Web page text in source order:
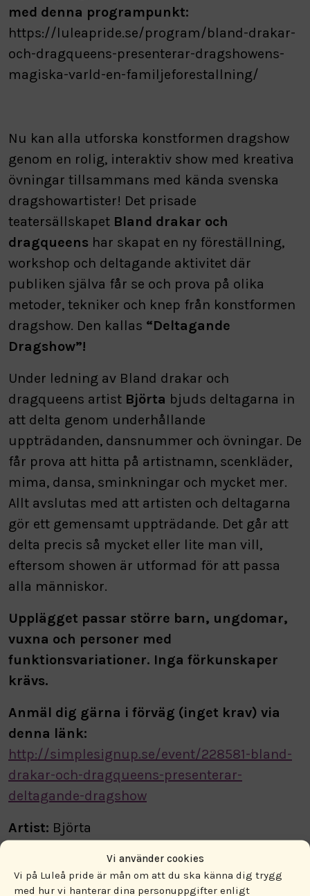
Vi använder cookies
Vi på Luleå pride är mån om att du ska känna dig trygg
med hur vi hanterar dina personuppgifter enligt
med denna programpunkt:
https://luleapride.se/program/bland-drakar-
och-dragqueens-presenterar-dragshowens-
magiska-varld-en-familjeforestallning/
Nu kan alla utforska konstformen dragshow
genom en rolig, interaktiv show med kreativa
övningar tillsammans med kända svenska
dragshowartister! Det prisade
teatersällskapet Bland drakar och
dragqueens har skapat en ny föreställning,
workshop och deltagande aktivitet där
publiken själva får se och prova på olika
metoder, tekniker och knep från konstformen
dragshow. Den kallas “Deltagande
Dragshow”!
Under ledning av Bland drakar och
dragqueens artist Björta bjuds deltagarna in
att delta genom underhållande
uppträdanden, dansnummer och övningar. De
får prova att hitta på artistnamn, scenkläder,
mima, dansa, sminkningar och mycket mer.
Allt avslutas med att artisten och deltagarna
gör ett gemensamt uppträdande. Det går att
delta precis så mycket eller lite man vill,
eftersom showen är utformad för att passa
alla människor.
Upplägget passar större barn, ungdomar,
vuxna och personer med
funktionsvariationer. Inga förkunskaper
krävs.
Anmäl dig gärna i förväg (inget krav) via
denna länk:
http://simplesignup.se/event/228581-bland-
drakar-och-dragqueens-presenterar-
deltagande-dragshow
Artist: Björta
Tidsåtgång: ca 30–60 minuter